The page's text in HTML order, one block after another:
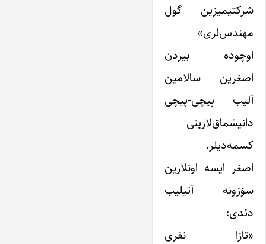
شرکتیمیزین گول
مهندس‌لری»
اوچوده بیردن
اصغرین سالامین
آلیب پیچی-پیچی
دانیشماق‌لارینی
کسمه‌دیلر.
اصغر ایسه اونلارین
سؤزونه آتیلیب
دئدی:
«تازا نفری